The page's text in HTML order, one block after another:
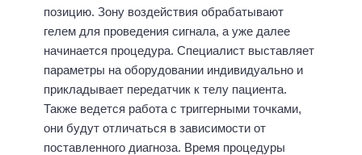
позицию. Зону воздействия обрабатывают
гелем для проведения сигнала, а уже далее
начинается процедура. Специалист выставляет
параметры на оборудовании индивидуально и
прикладывает передатчик к телу пациента.
Также ведется работа с триггерными точками,
они будут отличаться в зависимости от
поставленного диагноза. Время процедуры